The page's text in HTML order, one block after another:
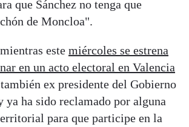
que Sánchez no tenga que
de Moncloa".
este miércoles se estrena
en un acto electoral en Valencia
ex presidente del Gobierno
ya ha sido reclamado por alguna
para que participe en la